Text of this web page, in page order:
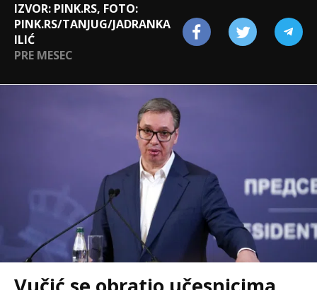
IZVOR: PINK.RS, FOTO:
PINK.RS/TANJUG/JADRANKA
ILIĆ
PRE MESEC